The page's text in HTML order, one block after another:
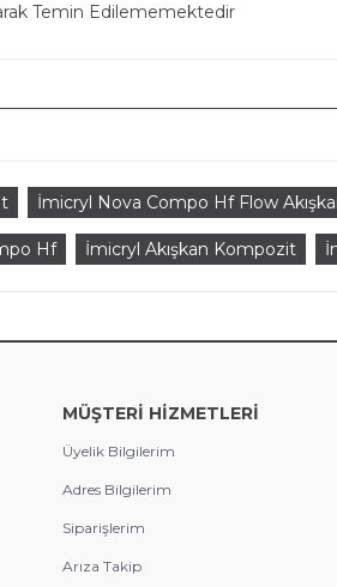
Temin Edilememektedir
İmicryl Nova Compo Hf Flow
Hf İmicryl Akışkan Kompozit
MÜŞTERİ HİZMETLERİ
Üyelik Bilgilerim
Adres Bilgilerim
Siparişlerim
Arıza Takip